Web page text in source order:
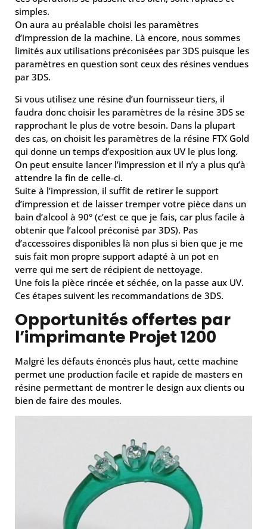
simples.
On aura au préalable choisi les paramètres
d’impression de la machine. Là encore, nous sommes
limités aux utilisations préconisées par 3DS puisque les
paramètres en question sont ceux des résines vendues
par 3DS.
Si vous utilisez une résine d’un fournisseur tiers, il
faudra donc choisir les paramètres de la résine 3DS se
rapprochant le plus de votre besoin. Dans la plupart
des cas, on choisit les paramètres de la résine FTX Gold
qui donne un temps d’exposition aux UV le plus long.
On peut ensuite lancer l’impression et il n’y a plus qu’à
attendre la fin de celle-ci.
Suite à l’impression, il suffit de retirer le support
d’impression et de laisser tremper votre pièce dans un
bain d’alcool à 90° (c’est ce que je fais, car plus facile à
obtenir que l’alcool préconisé par 3DS). Pas
d’accessoires disponibles là non plus si bien que je me
suis fait mon propre support adapté à un pot en
verre qui me sert de récipient de nettoyage.
Une fois la pièce rincée et séchée, on la passe aux UV.
Ces étapes suivent les recommandations de 3DS.
Opportunités offertes par
l’imprimante Projet 1200
Malgré les défauts énoncés plus haut, cette machine
permet une production facile et rapide de masters en
résine permettant de montrer le design aux clients ou
bien de faire des moules.